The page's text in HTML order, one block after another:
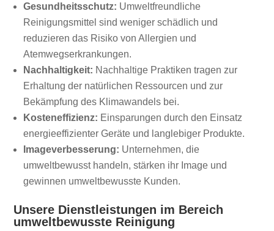
Gesundheitsschutz: Umweltfreundliche
Reinigungsmittel sind weniger schädlich und
reduzieren das Risiko von Allergien und
Atemwegserkrankungen.
Nachhaltigkeit: Nachhaltige Praktiken tragen zur
Erhaltung der natürlichen Ressourcen und zur
Bekämpfung des Klimawandels bei.
Kosteneffizienz: Einsparungen durch den Einsatz
energieeffizienter Geräte und langlebiger Produkte.
Imageverbesserung: Unternehmen, die
umweltbewusst handeln, stärken ihr Image und
gewinnen umweltbewusste Kunden.
Unsere Dienstleistungen im Bereich
umweltbewusste Reinigung